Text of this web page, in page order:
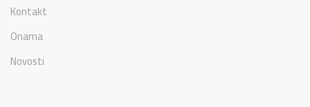
Kontakt
Onama
Novosti